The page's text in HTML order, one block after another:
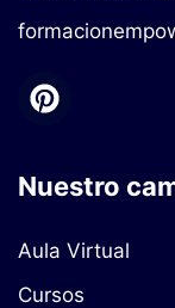
Nuestro
Aula Virtual
Cursos